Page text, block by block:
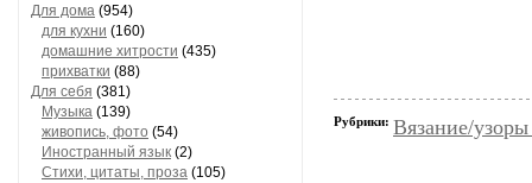
Для дома (954)
для кухни (160)
домашние хитрости (435)
прихватки (88)
Для себя (381)
Музыка (139)
живопись, фото (54)
Иностранный язык (2)
Стихи, цитаты, проза (105)
Рубрики: Вязание/